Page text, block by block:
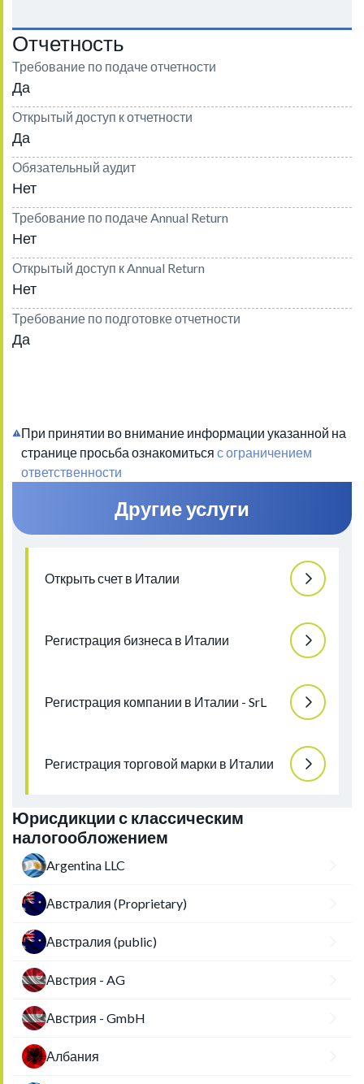
Отчетность
Требование по подаче отчетности
Да
Открытый доступ к отчетности
Да
Обязательный аудит
Нет
Требование по подаче Annual Return
Нет
Открытый доступ к Annual Return
Нет
Требование по подготовке отчетности
Да
При принятии во внимание информации указанной на
странице просьба ознакомиться с ограничением
ответственности
Другие услуги
Открыть счет в Италии
Регистрация бизнеса в Италии
Регистрация компании в Италии - SrL
Регистрация торговой марки в Италии
Юрисдикции с классическим
налогообложением
Argentina LLC
Австралия (Proprietary)
Австралия (public)
Австрия - AG
Австрия - GmbH
Албания